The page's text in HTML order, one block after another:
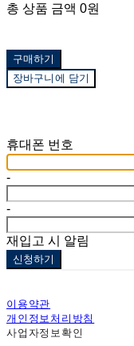
총 상품 금액 0원
구매하기
장바구니에 담기
휴대폰 번호
-
-
재입고 시 알림
신청하기
이용약관
개인정보처리방침
사업자정보확인